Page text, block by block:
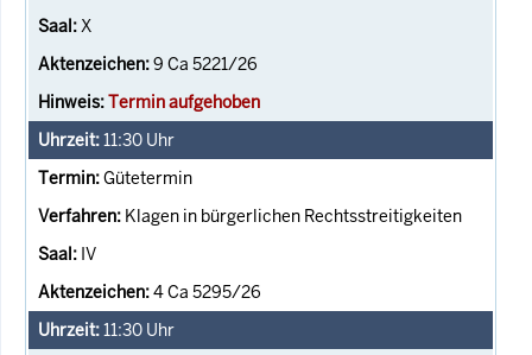
X
9 Ca 5221/26
Termin aufgehoben
11:30 Uhr
Gütetermin
Klagen in bürgerlichen Rechtsstreitigkeiten
IV
4 Ca 5295/26
11:30 Uhr